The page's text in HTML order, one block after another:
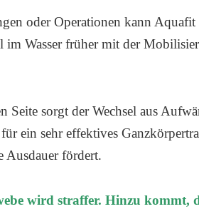
oder Operationen kann Aquafit
im Wasser früher mit der
Seite sorgt der Wechsel aus
ein sehr effektives
Ausdauer fördert.
wird straffer. Hinzu kommt,